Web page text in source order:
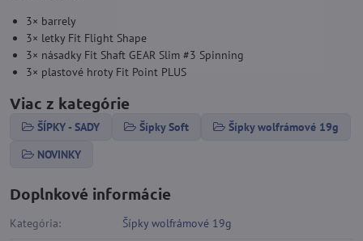
3× barrely
3× letky Fit Flight Shape
3× násadky Fit Shaft GEAR Slim #3 Spinning
3× plastové hroty Fit Point PLUS
Viac z kategórie
ŠÍPKY - SADY Šípky Soft
Šípky wolfrámové 19g
NOVINKY
Doplnkové informácie
Kategória: Šípky wolfrámové 19g